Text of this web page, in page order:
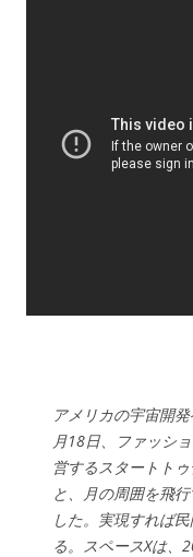
アメリカの宇宙開
月18日、ファッシ
営するスタートト
と、月の周囲を飛
した。実現すれば
る。スペースXは、